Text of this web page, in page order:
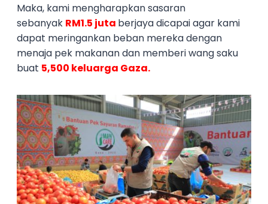
Maka, kami mengharapkan sasaran
sebanyak RM1.5 juta berjaya dicapai agar kami
dapat meringankan beban mereka dengan
menaja pek makanan dan memberi wang saku
buat 5,500 keluarga Gaza.